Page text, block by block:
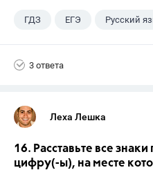
ГДЗ ЕГЭ Русский
3 ответа
Леха Лешка
16. Расставьте все
цифру(-ы), на месте